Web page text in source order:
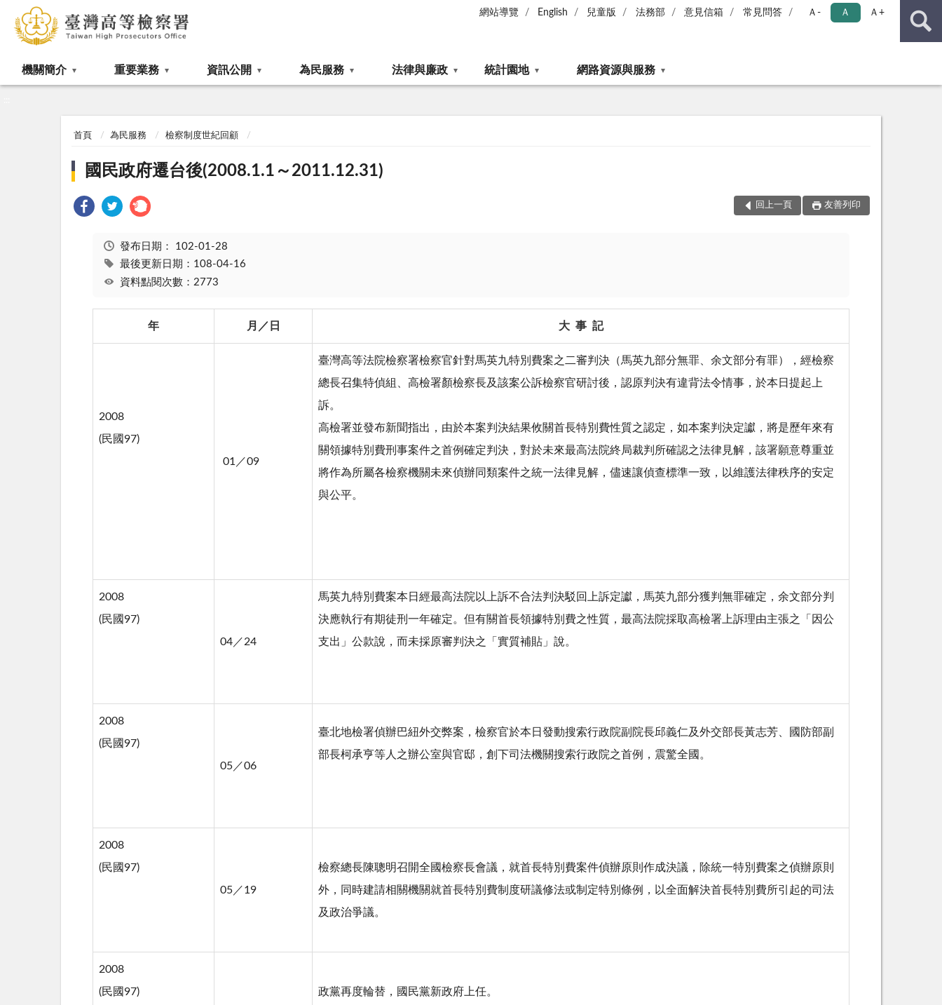
網站導覽 English 兒童版 法務部 意見信箱 常見問答 Ａ- Ａ Ａ+
機關簡介 重要業務 資訊公開 為民服務 法律與廉政 統計園地 網路資源與服務
首頁 為民服務 檢察制度世紀回顧
國民政府遷台後(2008.1.1～2011.12.31)
回上一頁 友善列印
發布日期： 102-01-28
最後更新日期：108-04-16
資料點閱次數：2773
年 月／日 大 事 記
2008
(民國97)
01／09
臺灣高等法院檢察署檢察官針對馬英九特別費案之二審判決（馬英九部分無罪、余文部分有罪），經檢察
總長召集特偵組、高檢署顏檢察長及該案公訴檢察官研討後，認原判決有違背法令情事，於本日提起上
訴。
高檢署並發布新聞指出，由於本案判決結果攸關首長特別費性質之認定，如本案判決定讞，將是歷年來有
關領據特別費刑事案件之首例確定判決，對於未來最高法院終局裁判所確認之法律見解，該署願意尊重並
將作為所屬各檢察機關未來偵辦同類案件之統一法律見解，儘速讓偵查標準一致，以維護法律秩序的安定
與公平。
2008
(民國97)
04／24
馬英九特別費案本日經最高法院以上訴不合法判決駁回上訴定讞，馬英九部分獲判無罪確定，余文部分判
決應執行有期徒刑一年確定。但有關首長領據特別費之性質，最高法院採取高檢署上訴理由主張之「因公
支出」公款說，而未採原審判決之「實質補貼」說。
2008
(民國97)
05／06
臺北地檢署偵辦巴紐外交弊案，檢察官於本日發動搜索行政院副院長邱義仁及外交部長黃志芳、國防部副
部長柯承亨等人之辦公室與官邸，創下司法機關搜索行政院之首例，震驚全國。
2008
(民國97)
05／19
檢察總長陳聰明召開全國檢察長會議，就首長特別費案件偵辦原則作成決議，除統一特別費案之偵辦原則
外，同時建請相關機關就首長特別費制度研議修法或制定特別條例，以全面解決首長特別費所引起的司法
及政治爭議。
2008
(民國97)
政黨再度輪替，國民黨新政府上任。